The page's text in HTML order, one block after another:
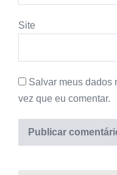
Site
Salvar meus dados
vez que eu comentar.